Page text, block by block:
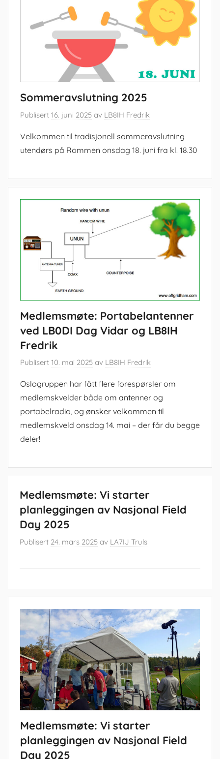
Sommeravslutning 2025
Publisert 16. juni 2025 av LB8IH Fredrik
Velkommen til tradisjonell sommeravslutning
utendørs på Rommen onsdag 18. juni fra kl. 18.30
Medlemsmøte: Portabelantenner
ved LB0DI Dag Vidar og LB8IH
Fredrik
Publisert 10. mai 2025 av LB8IH Fredrik
Oslogruppen har fått flere forespørsler om
medlemskvelder både om antenner og
portabelradio, og ønsker velkommen til
medlemskveld onsdag 14. mai – der får du begge
deler!
Medlemsmøte: Vi starter
planleggingen av Nasjonal Field
Day 2025
Publisert 24. mars 2025 av LA7IJ Truls
Medlemsmøte: Vi starter
planleggingen av Nasjonal Field
Day 2025